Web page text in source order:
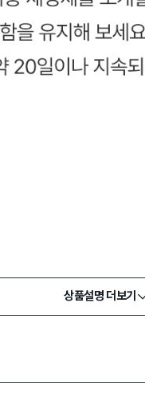
상품설명 더보기